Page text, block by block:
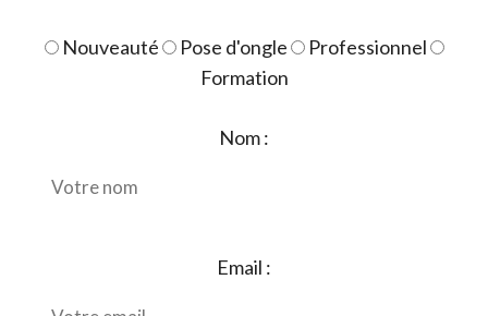
Nouveauté Pose d'ongle
Professionnel
Formation
Nom :
Email :